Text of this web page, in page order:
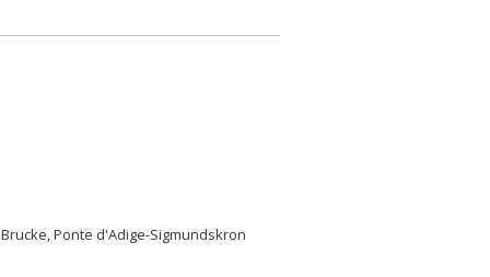
Ponte d'Adige-Sigmundskron